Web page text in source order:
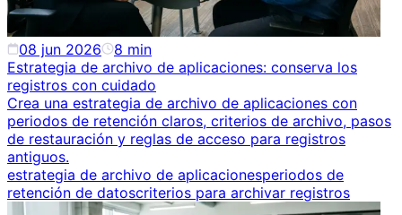
08 jun 2026 8 min
Estrategia de archivo de aplicaciones: conserva los
registros con cuidado
Crea una estrategia de archivo de aplicaciones con
periodos de retención claros, criterios de archivo, pasos
de restauración y reglas de acceso para registros
antiguos.
estrategia de archivo de aplicacionesperiodos de
retención de datoscriterios para archivar registros